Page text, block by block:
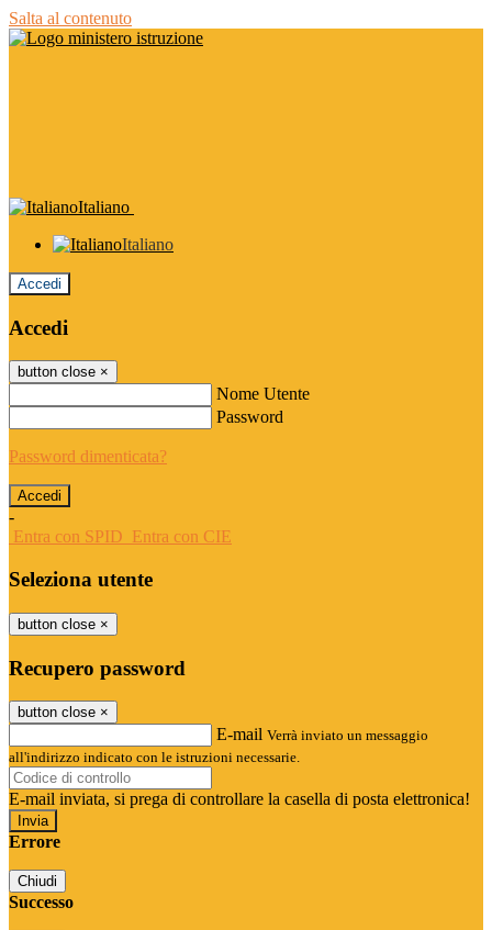
Salta al contenuto
Italiano
Italiano
Accedi
Accedi
button close ×
Nome Utente
Password
Password dimenticata?
-
Entra con SPID Entra con CIE
Seleziona utente
button close ×
Recupero password
button close ×
E-mail Verrà inviato un messaggio
all'indirizzo indicato con le istruzioni necessarie.
E-mail inviata, si prega di controllare la casella di posta elettronica!
Errore
Chiudi
Successo